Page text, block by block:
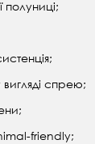
спрею;
friendly;